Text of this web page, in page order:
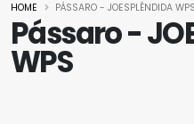
Pássaro -
WPS
HOME PÁSSARO - JOESPLÊNDIDA WPS